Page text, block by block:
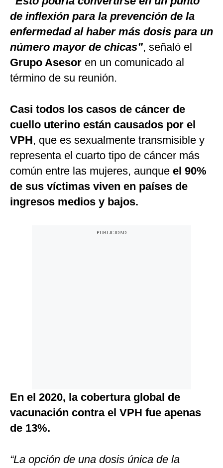
de inflexión para la prevención de la
enfermedad al haber más dosis para un
número mayor de chicas”, señaló el
Grupo Asesor en un comunicado al
término de su reunión.
Casi todos los casos de cáncer de
cuello uterino están causados por el
VPH, que es sexualmente transmisible y
representa el cuarto tipo de cáncer más
común entre las mujeres, aunque el 90%
de sus víctimas viven en países de
ingresos medios y bajos.
En el 2020, la cobertura global de
vacunación contra el VPH fue apenas
de 13%.
“La opción de una dosis única de la